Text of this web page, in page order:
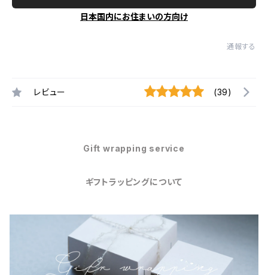
日本国内にお住まいの方向け
通報する
レビュー (39)
Gift wrapping service
ギフトラッピングについて